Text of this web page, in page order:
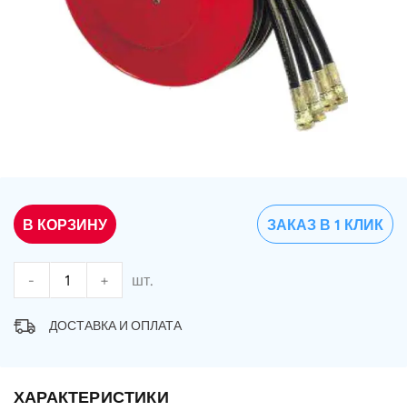
В КОРЗИНУ
- + шт.
ЗАКАЗ В 1 КЛИК
ДОСТАВКА И ОПЛАТА
ХАРАКТЕРИСТИКИ